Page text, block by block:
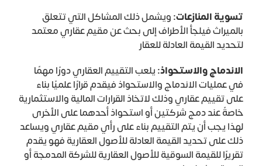
تسوية المنازعات:ويشمل ذلك المشاكل التي تتعلق
بالميراث فيلجأ الأطراف إلى بحث عن مقيم عقاري معتمد
لتحديد القيمة العادلة للعقار
الاندماج والاستحواذ:يلعب التقييم العقاري دورًا مهمًا
في عمليات الاندماج والاستحواذ فيقدم قرارًا علميًا بناء
على تقييم عقاري وذلك لاتخاذ القرارات المالية والاستثمارية
خاصةً عند دمج شركتين أو استحواذ أحدهما على الأخرى
لهذا يجب أن يتم التقييم بناء على رأي مقيم عقاري ويساعد
ذلك على تحديد القيمة العادلة للأصول العقارية فهو يقدم
تقريرًا للقيمة السوقية للأصول العقارية للشركة المدمجة أو